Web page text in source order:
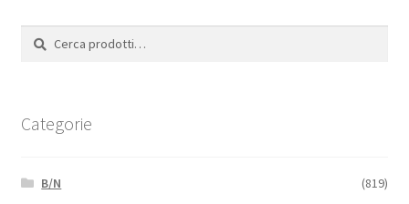
Cerca:
Cerca
Categorie
B/N
(819)